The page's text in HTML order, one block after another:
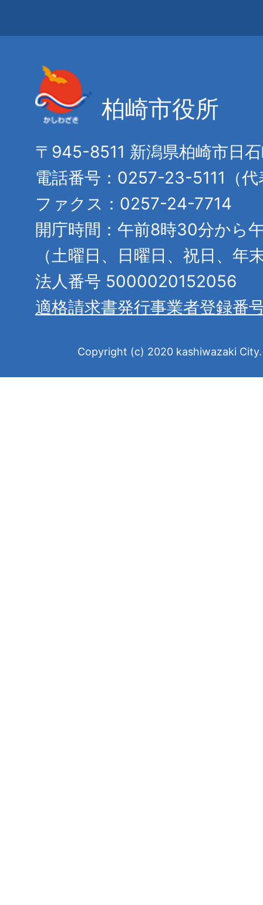
柏崎市役所
〒945-8511 新潟県柏崎市日
電話番号：0257-23-5111（代
ファクス：0257-24-7714
開庁時間：午前8時30分から
（土曜日、日曜日、祝日、年
法人番号 5000020152056
適格請求書発行事業者登録番
Copyright (c) 2020 kashiwazaki